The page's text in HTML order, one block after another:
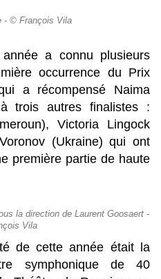
- © François Vila
a connu plusieurs
occurrence du Prix
a récompensé Naima
trois autres finalistes :
Victoria Lingock
(Ukraine) qui ont
première partie de haute
la direction de Laurent Goosaert -
Vila
de cette année était la
symphonique de 40